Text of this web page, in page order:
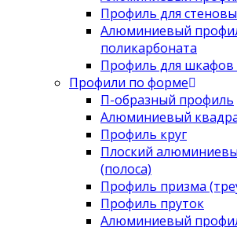
Профиль для
Алюминиевый
поликарбоната
Профиль для шкафов
Профили по форме
П-образный профиль
Алюминиевый
Профиль круг
Плоский
(полоса)
Профиль призма
Профиль пруток
Алюминиевый